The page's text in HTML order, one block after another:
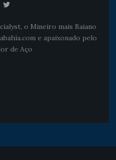
o Mineiro mais Baiano
e apaixonado pelo
de Aço